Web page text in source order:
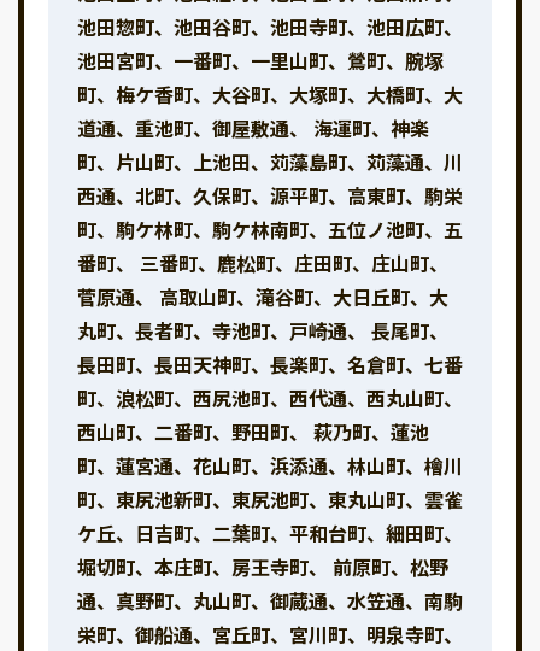
池田惣町、池田谷町、池田寺町、池田広町、
池田宮町、一番町、一里山町、鶯町、腕塚
町、梅ケ香町、大谷町、大塚町、大橋町、大
道通、重池町、御屋敷通、 海運町、神楽
町、片山町、上池田、苅藻島町、苅藻通、川
西通、北町、久保町、源平町、高東町、駒栄
町、駒ケ林町、駒ケ林南町、五位ノ池町、五
番町、 三番町、鹿松町、庄田町、庄山町、
菅原通、 高取山町、滝谷町、大日丘町、大
丸町、長者町、寺池町、戸崎通、 長尾町、
長田町、長田天神町、長楽町、名倉町、七番
町、浪松町、西尻池町、西代通、西丸山町、
西山町、二番町、野田町、 萩乃町、蓮池
町、蓮宮通、花山町、浜添通、林山町、檜川
町、東尻池新町、東尻池町、東丸山町、雲雀
ケ丘、日吉町、二葉町、平和台町、細田町、
堀切町、本庄町、房王寺町、 前原町、松野
通、真野町、丸山町、御蔵通、水笠通、南駒
栄町、御船通、宮丘町、宮川町、明泉寺町、